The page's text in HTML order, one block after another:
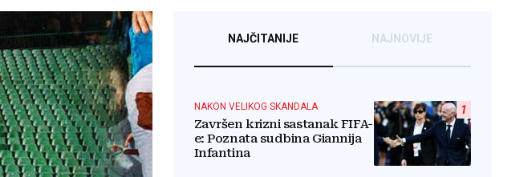
NAJČITANIJE NAJNOVIJE
1
NAKON VELIKOG SKANDALA
Završen krizni sastanak FIFA-
e: Poznata sudbina Giannija
Infantina